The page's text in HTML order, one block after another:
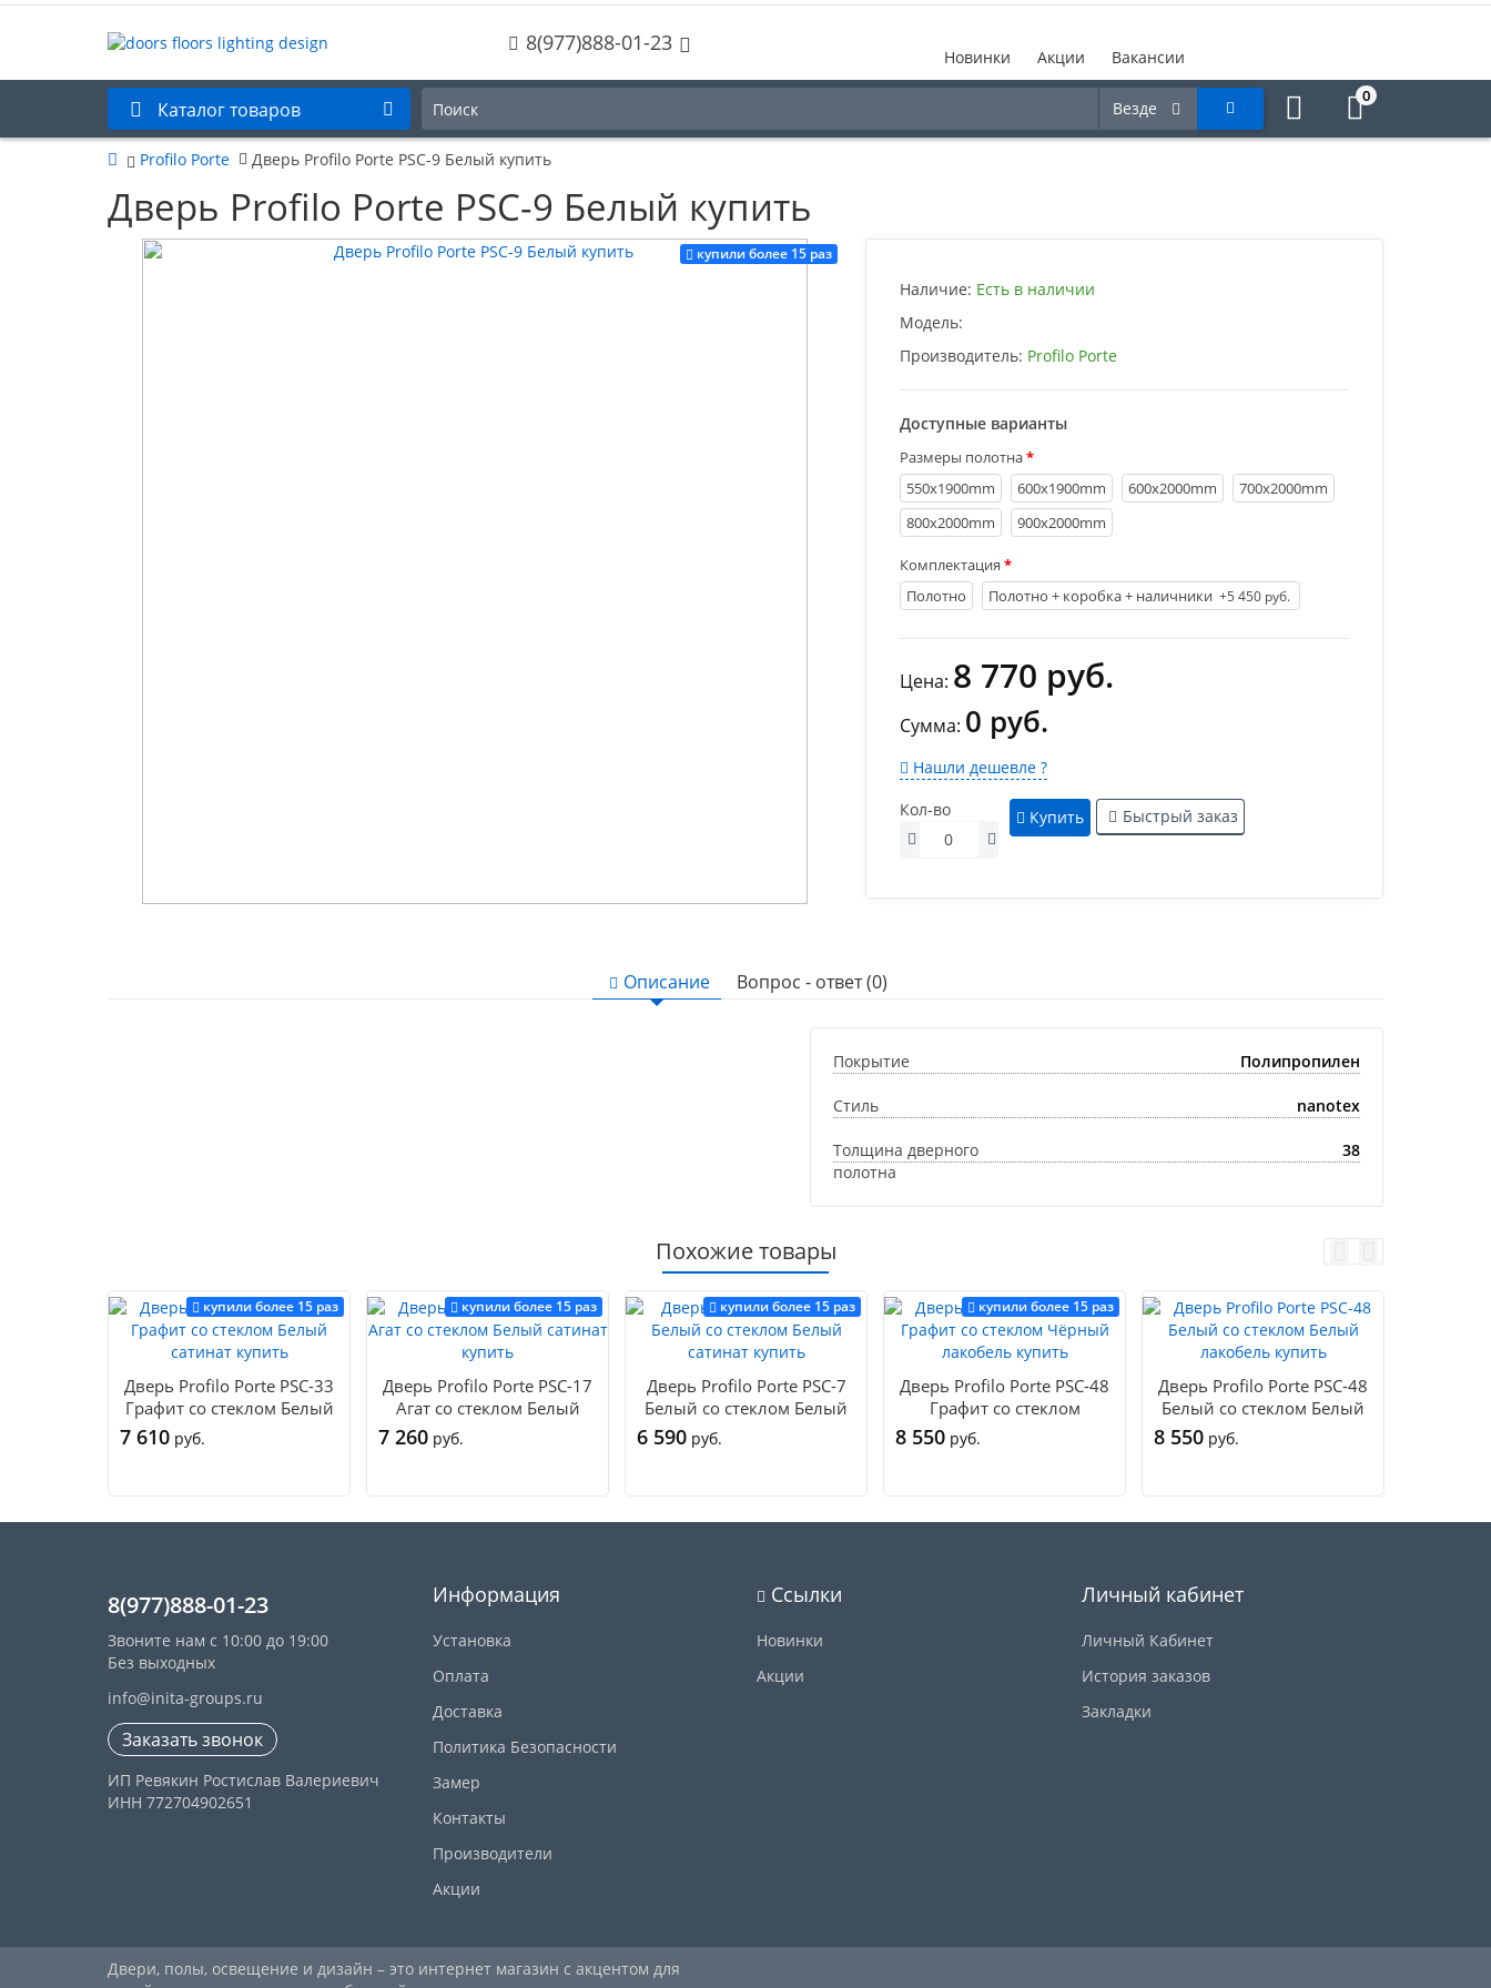
8(977)888-01-23
Новинки Акции Вакансии
Каталог товаров Везде
0
Profilo Porte Дверь Profilo Porte PSC-9 Белый купить
Дверь Profilo Porte PSC-9 Белый купить
купили более 15 раз
Наличие: Есть в наличии
Модель:
Производитель: Profilo Porte
Доступные варианты
Размеры полотна
550х1900mm
600х1900mm 600х2000mm
700х2000mm
800х2000mm
900х2000mm
Комплектация
Полотно
Полотно + коробка + наличники +5 450 руб.
Цена: 8 770 руб.
Сумма: 0 руб.
Нашли дешевле ?
Кол-во
Купить Быстрый заказ
Описание Вопрос - ответ (0)
Покрытие Полипропилен
Стиль nanotex
Толщина дверного
полотна
38
Похожие товары
купили более 15 раз
Дверь Profilo Porte PSC-33
Графит со стеклом Белый
сатинат купить
7 610 руб.
купили более 15 раз
Дверь Profilo Porte PSC-17
Агат со стеклом Белый
сатинат купить
7 260 руб.
купили более 15 раз
Дверь Profilo Porte PSC-7
Белый со стеклом Белый
сатинат купить
6 590 руб.
купили более 15 раз
Дверь Profilo Porte PSC-48
Графит со стеклом
Чёрный лакобель купить
8 550 руб.
Дверь Profilo Porte PSC-48
Белый со стеклом Белый
лакобель купить
8 550 руб.
8(977)888-01-23
Звоните нам с 10:00 до 19:00
Без выходных
info@inita-groups.ru
Заказать звонок
ИП Ревякин Ростислав Валериевич
ИНН 772704902651
Информация
Установка
Оплата
Доставка
Политика Безопасности
Замер
Контакты
Производители
Акции
Ссылки
Новинки
Акции
Личный кабинет
Личный Кабинет
История заказов
Закладки
Двери, полы, освещение и дизайн – это интернет магазин с акцентом для